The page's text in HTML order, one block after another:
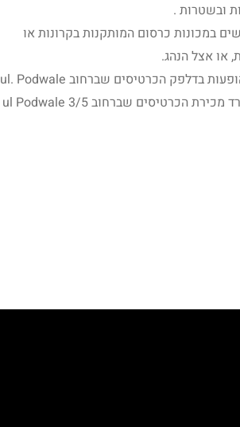
ובשטרות .
במכונות כרסום המותקנות בקרונות או
או אצל הנהג.
ניתן לרכוש כרטיסים למופעי תאטרון Teatr Bagatela והופעות בדלפק הכרטיסים שברחוב ul. Podwale